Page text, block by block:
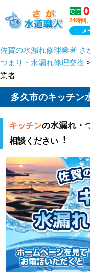
24時間
メ
佐賀の水漏れ修理業者 さ
つまり・水漏れ修理交換
業者
多久市のキッチン
キッチンの水漏れ・
相談ください︕